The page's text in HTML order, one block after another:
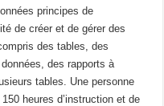
principes de
de créer et de gérer des
des tables, des
des rapports à
tables.
Une personne
heures d’instruction et de